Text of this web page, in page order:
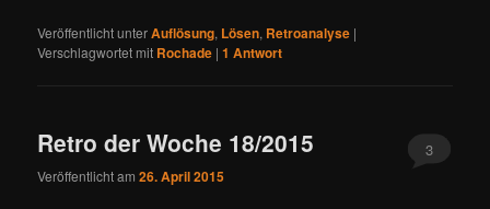
Veröffentlicht unterAuflösung, Lösen, Retroanalyse |
Verschlagwortet mit Rochade |1 Antwort
Retro der Woche 18/2015
Veröffentlicht am26. April 2015
3